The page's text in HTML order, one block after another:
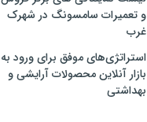
و تعمیرات سامسونگ در شهرک
غرب
استراتژی‌های موفق برای ورود به
بازار آنلاین محصولات آرایشی و
بهداشتی